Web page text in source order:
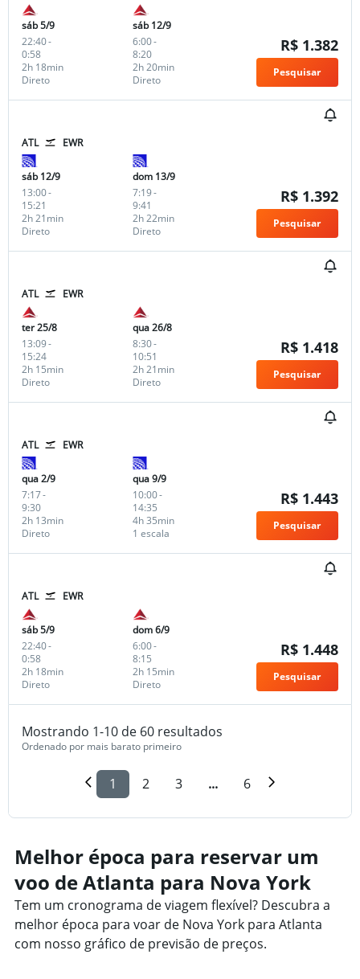
sáb 5/9
22:40-
0:58
Direto
2h 18min
sáb 12/9
6:00-
8:20
Direto
2h 20min
R$ 1.382
Pesquisar
ATL EWR
sáb 12/9
13:00-
15:21
Direto
2h 21min
dom 13/9
7:19-
9:41
Direto
2h 22min
R$ 1.392
Pesquisar
ATL EWR
ter 25/8
13:09-
15:24
Direto
2h 15min
qua 26/8
8:30-
10:51
Direto
2h 21min
R$ 1.418
Pesquisar
ATL EWR
qua 2/9
7:17-
9:30
Direto
2h 13min
qua 9/9
10:00-
14:35
1 escala
4h 35min
R$ 1.443
Pesquisar
ATL EWR
sáb 5/9
22:40-
0:58
Direto
2h 18min
dom 6/9
6:00-
8:15
Direto
2h 15min
R$ 1.448
Pesquisar
Mostrando 1-10 de 60 resultados
Ordenado por mais barato primeiro
1 2 3 ... 6
Melhor época para reservar um
voo de Atlanta para Nova York
Tem um cronograma de viagem flexível? Descubra a
melhor época para voar de Nova York para Atlanta
com nosso gráfico de previsão de preços.